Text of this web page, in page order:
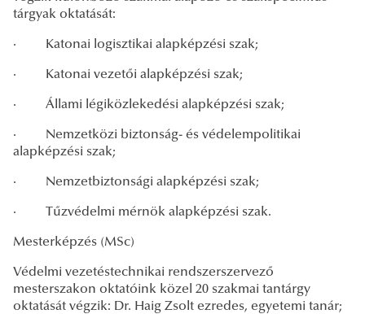
tárgyak oktatását:
· Katonai logisztikai alapképzési szak;
· Katonai vezetői alapképzési szak;
· Állami légiközlekedési alapképzési szak;
· Nemzetközi biztonság- és védelempolitikai
alapképzési szak;
· Nemzetbiztonsági alapképzési szak;
· Tűzvédelmi mérnök alapképzési szak.
Mesterképzés (MSc)
Védelmi vezetéstechnikai rendszerszervező
mesterszakon oktatóink közel 20 szakmai tantárgy
oktatását végzik: Dr. Haig Zsolt ezredes, egyetemi tanár;